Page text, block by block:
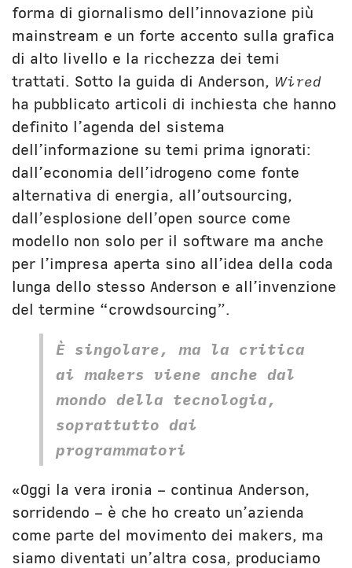
forma di giornalismo dell’innovazione più
mainstream e un forte accento sulla grafica
di alto livello e la ricchezza dei temi
trattati. Sotto la guida di Anderson, Wired
ha pubblicato articoli di inchiesta che hanno
definito l’agenda del sistema
dell’informazione su temi prima ignorati:
dall’economia dell’idrogeno come fonte
alternativa di energia, all’outsourcing,
dall’esplosione dell’open source come
modello non solo per il software ma anche
per l’impresa aperta sino all’idea della coda
lunga dello stesso Anderson e all’invenzione
del termine “crowdsourcing”.
È singolare, ma la critica
ai makers viene anche dal
mondo della tecnologia,
soprattutto dai
programmatori
«Oggi la vera ironia – continua Anderson,
sorridendo – è che ho creato un’azienda
come parte del movimento dei makers, ma
siamo diventati un’altra cosa, produciamo